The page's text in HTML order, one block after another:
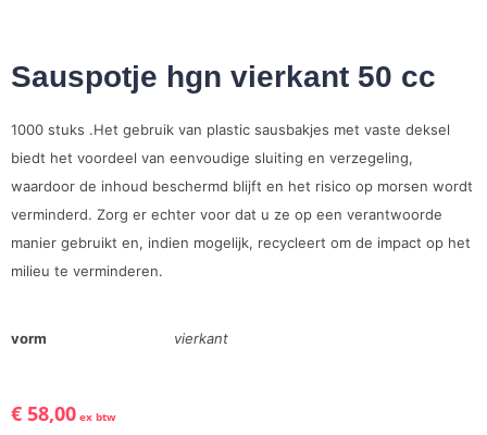
Sauspotje hgn vierkant 50 cc
1000 stuks .Het gebruik van plastic sausbakjes met vaste deksel
biedt het voordeel van eenvoudige sluiting en verzegeling,
waardoor de inhoud beschermd blijft en het risico op morsen wordt
verminderd. Zorg er echter voor dat u ze op een verantwoorde
manier gebruikt en, indien mogelijk, recycleert om de impact op het
milieu te verminderen.
vorm vierkant
€ 58,00 ex btw